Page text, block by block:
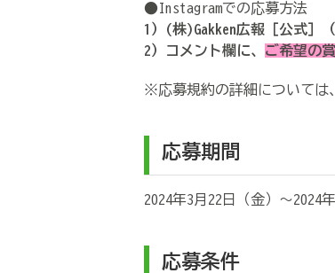
●Instagramでの応募方法
1）(株)Gakken広報［公式］（
2）コメント欄に、 ご希望の
※応募規約の詳細については
応募期間
2024年3月22日（金）～2024
応募条件